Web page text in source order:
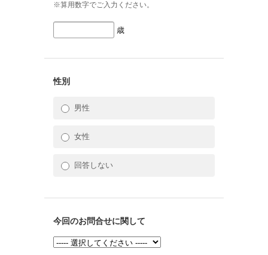
※算用数字でご入力ください。
歳
性別
男性
女性
回答しない
今回のお問合せに関して